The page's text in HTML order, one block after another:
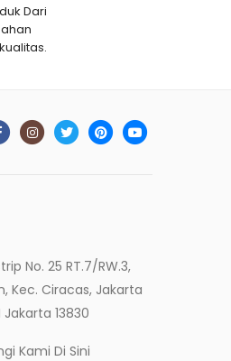
Dari
No. 25 RT.7/RW.3,
Kec. Ciracas, Jakarta
Jakarta 13830
KamiDi Sini